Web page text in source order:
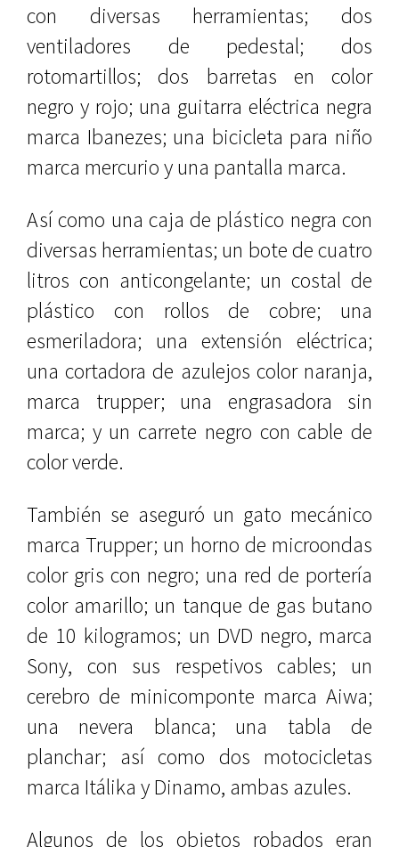
con diversas herramientas; dos
ventiladores de pedestal; dos
rotomartillos; dos barretas en color
negro y rojo; una guitarra eléctrica negra
marca Ibanezes; una bicicleta para niño
marca mercurio y una pantalla marca.
Así como una caja de plástico negra con
diversas herramientas; un bote de cuatro
litros con anticongelante; un costal de
plástico con rollos de cobre; una
esmeriladora; una extensión eléctrica;
una cortadora de azulejos color naranja,
marca trupper; una engrasadora sin
marca; y un carrete negro con cable de
color verde.
También se aseguró un gato mecánico
marca Trupper; un horno de microondas
color gris con negro; una red de portería
color amarillo; un tanque de gas butano
de 10 kilogramos; un DVD negro, marca
Sony, con sus respetivos cables; un
cerebro de minicomponte marca Aiwa;
una nevera blanca; una tabla de
planchar; así como dos motocicletas
marca Itálika y Dinamo, ambas azules.
Algunos de los objetos robados eran